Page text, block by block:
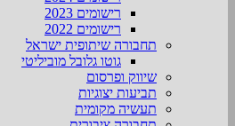
רישומים 2023
רישומים 2022
תחבורה שיתופית ישראל
גוטו גלובל מוביליטי
שיווק ופרסום
תביעות יצוגיות
תעשיה מקומית